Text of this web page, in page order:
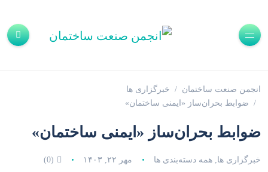
انجمن صنعت ساختمان
خبرگزاری ها
ضوابط بحران‏‏‌ساز «ایمنی ساختمان»
ضوابط بحران‏‏‌ساز «ایمنی ساختمان»
خبرگزاری ها, همه دسته‌بندی ها مهر ۲۲, ۱۴۰۳ (0)